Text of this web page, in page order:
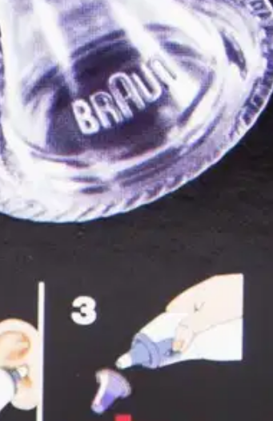
ovat käyttäneet S-Etukorttia myymälässä tai
palautetta.